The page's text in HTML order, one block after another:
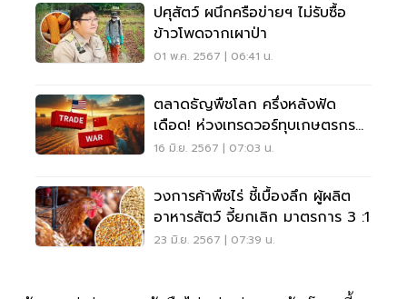
ปศุสัตว์ ผนึกครือข่ายฯ ไม่รับซื้อ
ข้าวโพดจากเผาป่า
01 พ.ค. 2567 | 06:41 น.
ตลาดธัญพืชโลก ครึ่งหลังฟัด
เดือด! ห่วงเทรดวอร์ทุบเกษตรกร
ไทยเดี้ยง
16 มิ.ย. 2567 | 07:03 น.
วงการค้าพืชไร่ ชี้เบื้องลึก ผู้ผลิต
อาหารสัตว์ จี้ยกเลิก มาตรการ 3 :1
23 มิ.ย. 2567 | 07:39 น.